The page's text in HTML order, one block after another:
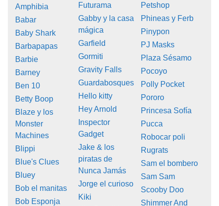
Amphibia
Babar
Baby Shark
Barbapapas
Barbie
Barney
Ben 10
Betty Boop
Blaze y los
Monster
Machines
Blippi
Blue's Clues
Bluey
Bob el manitas
Bob Esponja
Futurama
Gabby y la casa
mágica
Garfield
Gormiti
Gravity Falls
Guardabosques
Hello kitty
Hey Arnold
Inspector
Gadget
Jake & los
piratas de
Nunca Jamás
Jorge el curioso
Kiki
Petshop
Phineas y Ferb
Pinypon
PJ Masks
Plaza Sésamo
Pocoyo
Polly Pocket
Pororo
Princesa Sofía
Pucca
Robocar poli
Rugrats
Sam el bombero
Sam Sam
Scooby Doo
Shimmer And